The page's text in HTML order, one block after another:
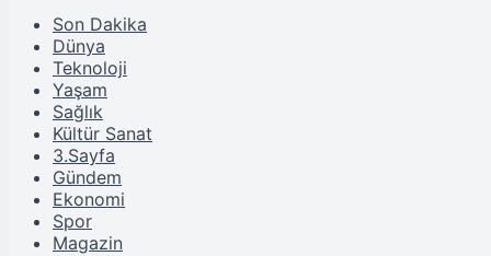
Son Dakika
Dünya
Teknoloji
Yaşam
Sağlık
Kültür Sanat
3.Sayfa
Gündem
Ekonomi
Spor
Magazin